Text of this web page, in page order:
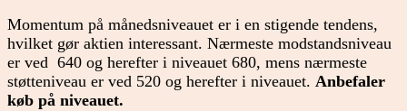
Momentum på månedsniveauet er i en stigende tendens,
hvilket gør aktien interessant. Nærmeste modstandsniveau
er ved 640 og herefter i niveauet 680, mens nærmeste
støtteniveau er ved 520 og herefter i niveauet. Anbefaler
køb på niveauet.